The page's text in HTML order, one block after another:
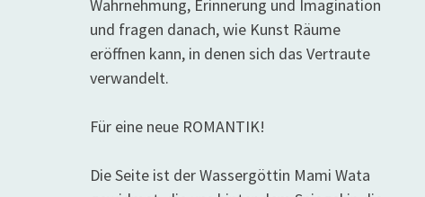
Wahrnehmung, Erinnerung und Imagination
und fragen danach, wie Kunst Räume
eröffnen kann, in denen sich das Vertraute
verwandelt.
Für eine neue ROMANTIK!
Die Seite ist der Wassergöttin Mami Wata